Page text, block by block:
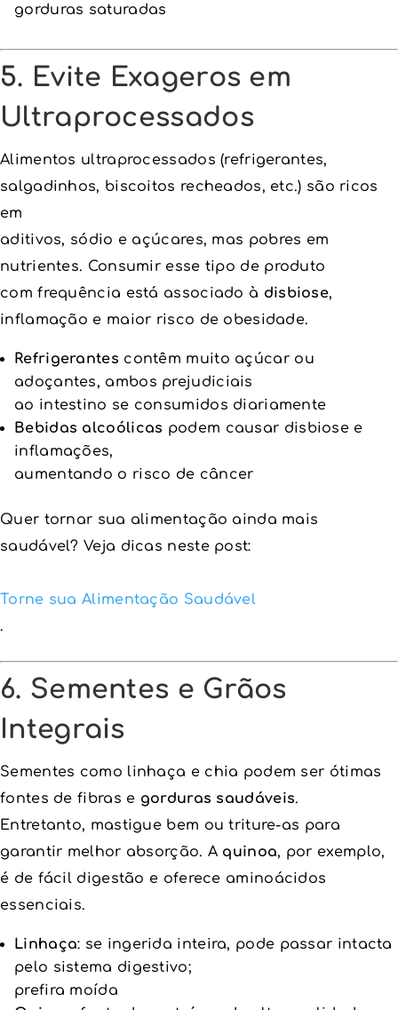
gorduras saturadas
5. Evite Exageros em
Ultraprocessados
Alimentos ultraprocessados (refrigerantes,
salgadinhos, biscoitos recheados, etc.) são ricos
em
aditivos, sódio e açúcares, mas pobres em
nutrientes. Consumir esse tipo de produto
com frequência está associado à disbiose,
inflamação e maior risco de obesidade.
Refrigerantes contêm muito açúcar ou
adoçantes, ambos prejudiciais
ao intestino se consumidos diariamente
Bebidas alcoólicas podem causar disbiose e
inflamações,
aumentando o risco de câncer
Quer tornar sua alimentação ainda mais
saudável? Veja dicas neste post:
Torne sua Alimentação Saudável
.
6. Sementes e Grãos
Integrais
Sementes como linhaça e chia podem ser ótimas
fontes de fibras e gorduras saudáveis.
Entretanto, mastigue bem ou triture-as para
garantir melhor absorção. A quinoa, por exemplo,
é de fácil digestão e oferece aminoácidos
essenciais.
Linhaça: se ingerida inteira, pode passar intacta
pelo sistema digestivo;
prefira moída